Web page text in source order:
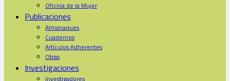
Oficina de la Mujer
Publicaciones
Almanaques
Cuadernos
Artículos Adherentes
Otras
Investigaciones
Investigadores